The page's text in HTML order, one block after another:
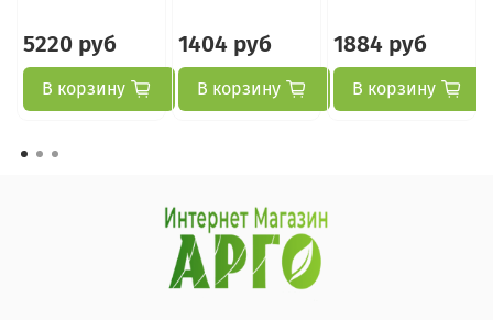
5220 руб
В корзину
1404 руб
В корзину
1884 руб
В корзину